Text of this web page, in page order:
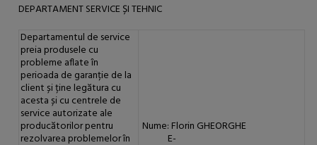
DEPARTAMENT SERVICE ȘI TEHNIC
Departamentul de service
preia produsele cu
probleme aflate în
perioada de garanție de la
client și ține legătura cu
acesta și cu centrele de
service autorizate ale
producătorilor pentru
rezolvarea problemelor în
Nume: Florin GHEORGHE
E-